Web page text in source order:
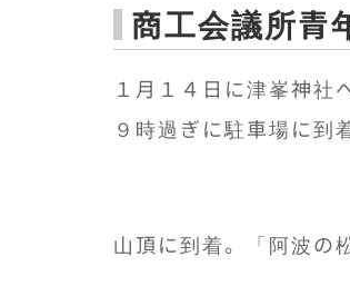
商工会議所青
１月１４日に津峯神社
９時過ぎに駐車場に到
山頂に到着。「阿波の